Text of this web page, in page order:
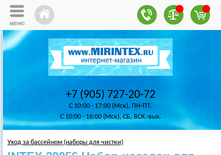
+7 (905) 727-20-72
C 10:00 - 17:00 (Мск), ПН-ПТ.
C 10:00 - 16:00 (Мск), СБ, ВСК.-вых.
Уход за бассейном (наборы для чистки)